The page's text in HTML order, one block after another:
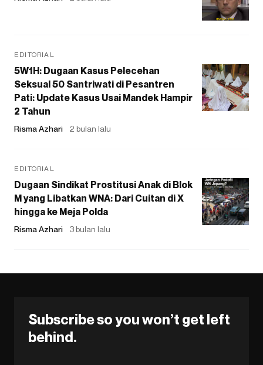
EDITORIAL
5W1H: Dugaan Kasus Pelecehan
Seksual 50 Santriwati di Pesantren
Pati: Update Kasus Usai Mandek Hampir
2 Tahun
Risma Azhari 2 bulan lalu
EDITORIAL
Dugaan Sindikat Prostitusi Anak di Blok
M yang Libatkan WNA: Dari Cuitan di X
hingga ke Meja Polda
Risma Azhari 3 bulan lalu
Subscribe so you won’t get left
behind.